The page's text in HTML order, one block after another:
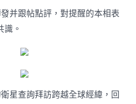
并跟帖點評，對提醒的本相表
識。
星查詢拜訪跨越全球經緯，回